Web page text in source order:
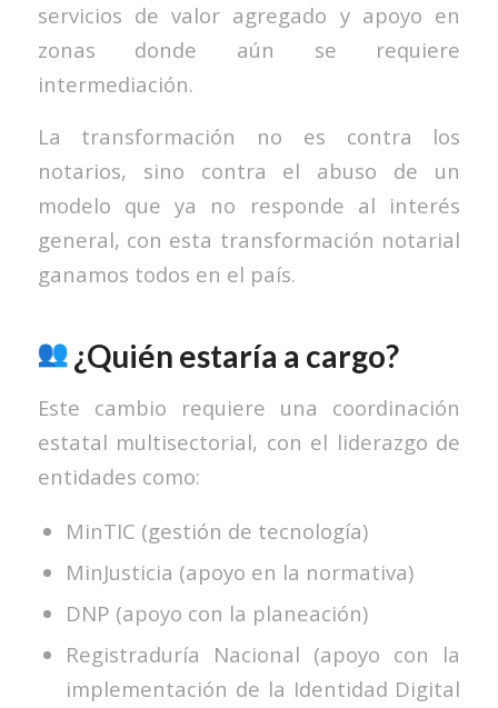
servicios de valor agregado y apoyo en
zonas donde aún se requiere
intermediación.
La transformación no es contra los
notarios, sino contra el abuso de un
modelo que ya no responde al interés
general, con esta transformación notarial
ganamos todos en el país.
¿Quién estaría a cargo?
Este cambio requiere una coordinación
estatal multisectorial, con el liderazgo de
entidades como:
MinTIC (gestión de tecnología)
MinJusticia (apoyo en la normativa)
DNP (apoyo con la planeación)
Registraduría Nacional (apoyo con la
implementación de la Identidad Digital